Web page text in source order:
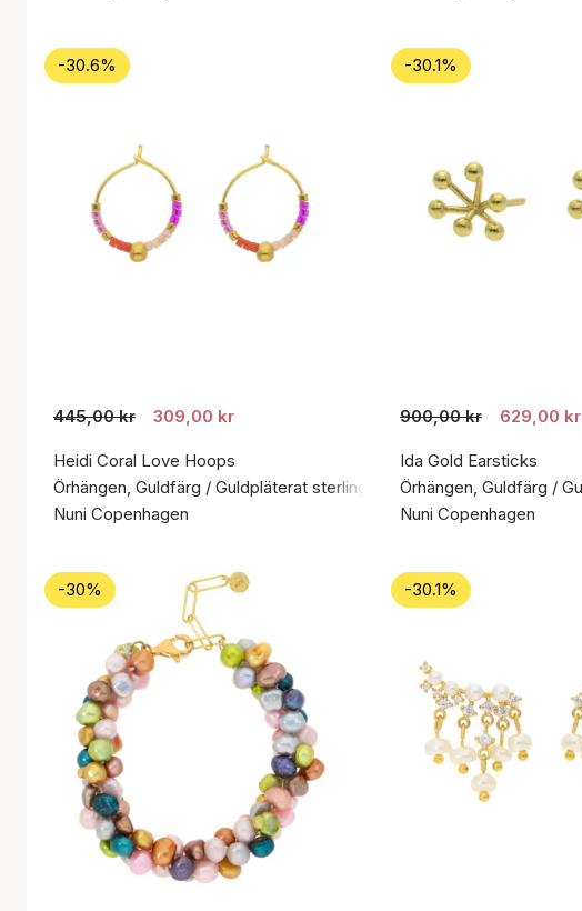
-30.6%
445,00 kr 309,00 kr
Heidi Coral Love Hoops
Örhängen, Guldfärg / Guldpläterat sterlingsilver 925
Nuni Copenhagen
-30.1%
900,00 kr 629,00 kr
Ida Gold Earsticks
Örhängen, Guldfärg /
Nuni Copenhagen
-30% -30.1%